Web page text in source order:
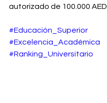
autorizado de 100.000 AED.
#Educación_Superior
#Excelencia_Académica
#Ranking_Universitario